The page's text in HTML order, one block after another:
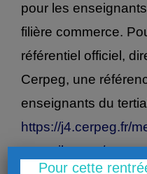
pour les
filière commerce.
référentiel officiel,
Cerpeg, une
enseignants du
https://j4.cerpeg.fr/
accueil-vente/cap-
Pour cette